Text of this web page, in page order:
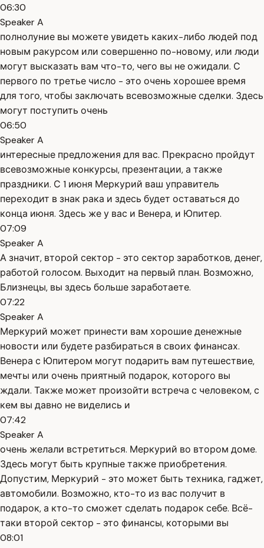
06:30
Speaker A
полнолуние вы можете увидеть каких-либо людей под
новым ракурсом или совершенно по-новому, или люди
могут высказать вам что-то, чего вы не ожидали. С
первого по третье число - это очень хорошее время
для того, чтобы заключать всевозможные сделки. Здесь
могут поступить очень
06:50
Speaker A
интересные предложения для вас. Прекрасно пройдут
всевозможные конкурсы, презентации, а также
праздники. С 1 июня Меркурий ваш управитель
переходит в знак рака и здесь будет оставаться до
конца июня. Здесь же у вас и Венера, и Юпитер.
07:09
Speaker A
А значит, второй сектор - это сектор заработков, денег,
работой голосом. Выходит на первый план. Возможно,
Близнецы, вы здесь больше заработаете.
07:22
Speaker A
Меркурий может принести вам хорошие денежные
новости или будете разбираться в своих финансах.
Венера с Юпитером могут подарить вам путешествие,
мечты или очень приятный подарок, которого вы
ждали. Также может произойти встреча с человеком, с
кем вы давно не виделись и
07:42
Speaker A
очень желали встретиться. Меркурий во втором доме.
Здесь могут быть крупные также приобретения.
Допустим, Меркурий - это может быть техника, гаджет,
автомобили. Возможно, кто-то из вас получит в
подарок, а кто-то сможет сделать подарок себе. Всё-
таки второй сектор - это финансы, которыми вы
08:01